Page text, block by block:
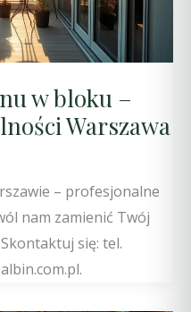
w bloku –
Warszawa
– profesjonalne
nam zamienić Twój
się: tel.